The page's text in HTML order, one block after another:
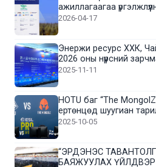
ажиллагаагаа
2026-04-17
Энержи ресурс ХХК,
2026 оны нүүрсний
2025-11-11
HOTU баг “The
ертөнцөд шуугиан
2025-10-05
“ЭРДЭНЭС
БАЯЖУУЛАХ